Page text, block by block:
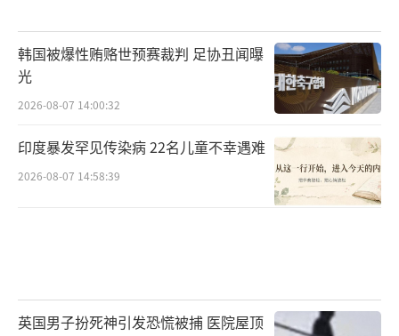
韩国被爆性贿赂世预赛裁判 足协丑闻曝
光
2026-08-07 14:00:32
印度暴发罕见传染病 22名儿童不幸遇难
2026-08-07 14:58:39
英国男子扮死神引发恐慌被捕 医院屋顶